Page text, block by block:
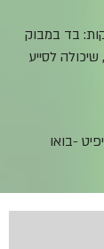
בד במבוק
יש הגנה טבעית מפני קרינת UV, שיכולה לסייע
-בואו